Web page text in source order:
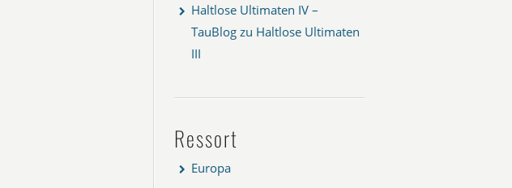
Haltlose Ultimaten IV –
TauBlog zu Haltlose Ultimaten
III
Ressort
Europa